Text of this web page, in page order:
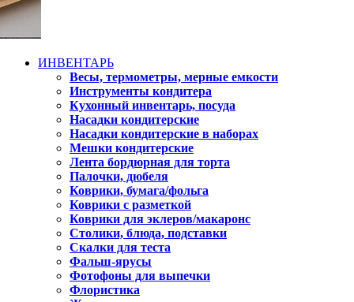
ИНВЕНТАРЬ
Весы, термометры, мерные емкости
Инструменты кондитера
Кухонный инвентарь, посуда
Насадки кондитерские
Насадки кондитерские в наборах
Мешки кондитерские
Лента бордюрная для торта
Палочки, дюбеля
Коврики, бумага/фольга
Коврики с разметкой
Коврики для эклеров/макаронс
Столики, блюда, подставки
Скалки для теста
Фальш-ярусы
Фотофоны для выпечки
Флористика